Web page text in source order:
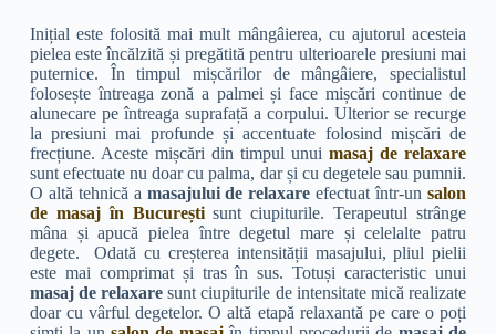
Inițial este folosită mai mult mângâierea, cu ajutorul acesteia
pielea este încălzită și pregătită pentru ulterioarele presiuni mai
puternice. În timpul mișcărilor de mângâiere, specialistul
folosește întreaga zonă a palmei și face mișcări continue de
alunecare pe întreaga suprafață a corpului. Ulterior se recurge
la presiuni mai profunde și accentuate folosind mișcări de
frecțiune. Aceste mișcări din timpul unuimasaj de relaxare
sunt efectuate nu doar cu palma, dar și cu degetele sau pumnii.
O altă tehnică a masajului de relaxare efectuat într-unsalon
de masaj în Bucureștisunt ciupiturile. Terapeutul strânge
mâna și apucă pielea între degetul mare și celelalte patru
degete. Odată cu creșterea intensității masajului, pliul pielii
este mai comprimat și tras în sus. Totuși caracteristic unui
masaj de relaxare sunt ciupiturile de intensitate mică realizate
doar cu vârful degetelor. O altă etapă relaxantă pe care o poți